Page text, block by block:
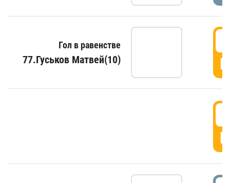
Гол в равенстве
77.Гуськов Матвей(10)